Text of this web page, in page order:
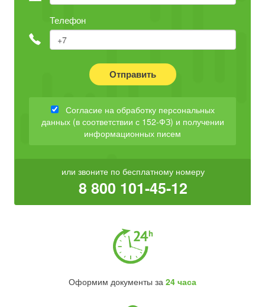
Телефон
Отправить
Согласие на обработку персональных
данных (в соответствии с 152-ФЗ) и получении
информационных писем
или звоните по бесплатному номеру
8 800 101-45-12
Оформим документы за 24 часа